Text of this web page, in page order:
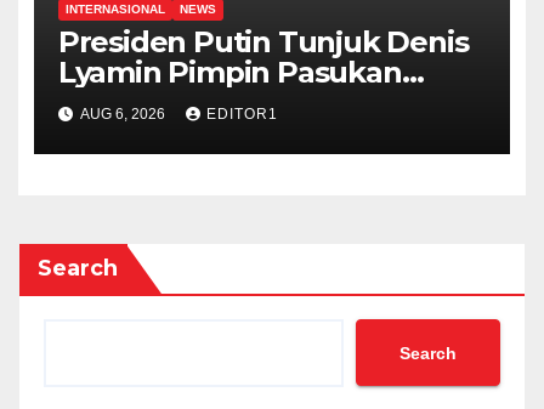
INTERNASIONAL NEWS
Presiden Putin Tunjuk Denis
Lyamin Pimpin Pasukan
Drone Rusia
AUG 6, 2026 EDITOR1
Search
Search